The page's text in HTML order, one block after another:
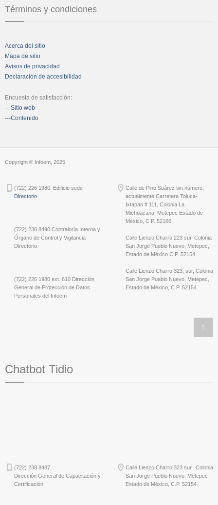
Términos y condiciones
Acerca del sitio
Mapa de sitio
Avisos de privacidad
Declaración de accesibilidad
Encuesta de satisfacción:
---Sitio web
---Contenido
Copyright © Infoem, 2025
(722) 226 1980. Edificio sede
Directorio
(722) 238 8490 Contraloría Interna y
Órgano de Control y Vigilancia
Directorio
(722) 226 1980 ext. 610 Dirección
General de Protección de Datos
Personales del Infoem
Calle de Pino Suárez sin número,
actualmente Carretera Toluca-
Ixtapan # 111, Colonia La
Michoacana; Metepec Estado de
México, C.P. 52166
Calle Lienzo Charro 223 sur, Colonia
San Jorge Pueblo Nuevo, Metepec,
Estado de México C.P. 52154
Calle Lienzo Charro 323, sur, Colonia
San Jorge Pueblo Nuevo, Metepec,
Estado de México, C.P. 52154.
Chatbot Tidio
(722) 238 8487
Dirección General de Capacitación y
Certificación
Calle Lienzo Charro 323 sur, Colonia
San Jorge Pueblo Nuevo, Metepec
Estado de México, C.P. 52154